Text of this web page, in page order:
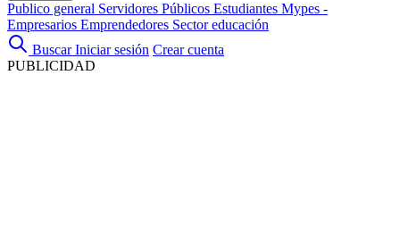
Publico general Servidores Públicos Estudiantes Mypes -
Empresarios Emprendedores Sector educación
Buscar Iniciar sesión Crear cuenta
PUBLICIDAD